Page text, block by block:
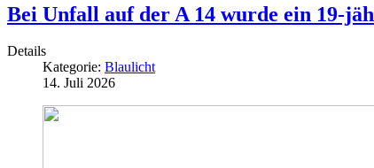
Bei Unfall auf der A 14 wurde ein 19-
Details
Kategorie: Blaulicht
14. Juli 2026